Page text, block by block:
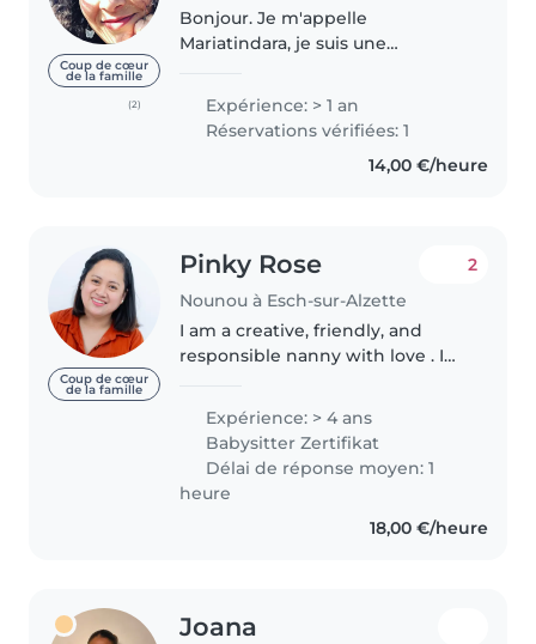
Coup de cœur
de la famille
(2)
Bonjour. Je m'appelle
Mariatindara, je suis une
surtout aimante avec les enfants.
J'ai travaillé..
Expérience: > 1 an
Réservations vérifiées: 1
14,00 €/heure
Coup de cœur
de la famille
Pinky Rose
Nounou à Esch-sur-Alzette
2
I am a creative, friendly, and
responsible nanny with love . I
working with toddlers,
preschoolers, grade-schoolers,
and even babies. I have first aid
certification..
Expérience: > 4 ans
Babysitter Zertifikat
Délai de réponse moyen: 1
heure
18,00 €/heure
Joana